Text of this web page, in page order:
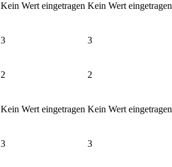
Kein Wert eingetragen Kein Wert eingetragen
3 3
2 2
Kein Wert eingetragen Kein Wert eingetragen
3 3